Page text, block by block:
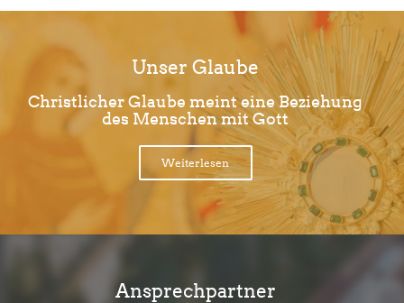
Unser Glaube
Christlicher Glaube meint eine Beziehung
des Menschen mit Gott
Weiterlesen
Ansprechpartner